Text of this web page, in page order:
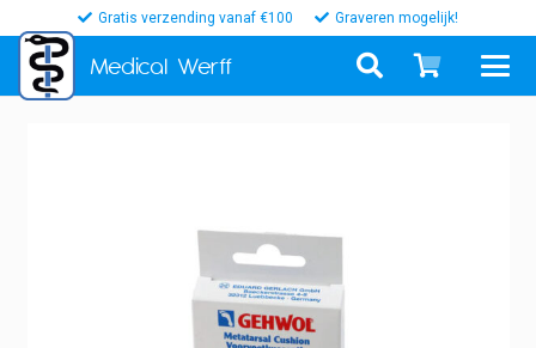
Gratis verzending vanaf €100 Graveren mogelijk!
Medical Werff